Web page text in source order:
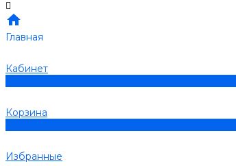
Главная
Кабинет
Корзина
Избранные